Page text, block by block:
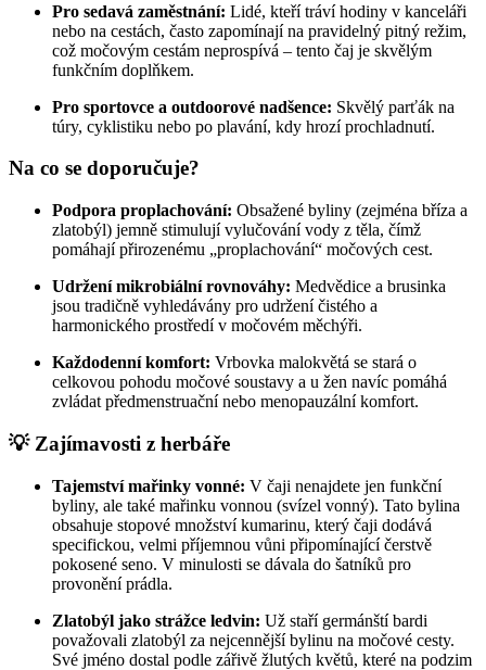
Pro sedavá zaměstnání: Lidé, kteří tráví hodiny v kanceláři
nebo na cestách, často zapomínají na pravidelný pitný režim,
což močovým cestám neprospívá – tento čaj je skvělým
funkčním doplňkem.
Pro sportovce a outdoorové nadšence: Skvělý parťák na
túry, cyklistiku nebo po plavání, kdy hrozí prochladnutí.
Na co se doporučuje?
Podpora proplachování: Obsažené byliny (zejména bříza a
zlatobýl) jemně stimulují vylučování vody z těla, čímž
pomáhají přirozenému „proplachování“ močových cest.
Udržení mikrobiální rovnováhy: Medvědice a brusinka
jsou tradičně vyhledávány pro udržení čistého a
harmonického prostředí v močovém měchýři.
Každodenní komfort: Vrbovka malokvětá se stará o
celkovou pohodu močové soustavy a u žen navíc pomáhá
zvládat předmenstruační nebo menopauzální komfort.
💡 Zajímavosti z herbáře
Tajemství mařinky vonné: V čaji nenajdete jen funkční
byliny, ale také mařinku vonnou (svízel vonný). Tato bylina
obsahuje stopové množství kumarinu, který čaji dodává
specifickou, velmi příjemnou vůni připomínající čerstvě
pokosené seno. V minulosti se dávala do šatníků pro
provonění prádla.
Zlatobýl jako strážce ledvin: Už staří germánští bardi
považovali zlatobýl za nejcennější bylinu na močové cesty.
Své jméno dostal podle zářivě žlutých květů, které na podzim